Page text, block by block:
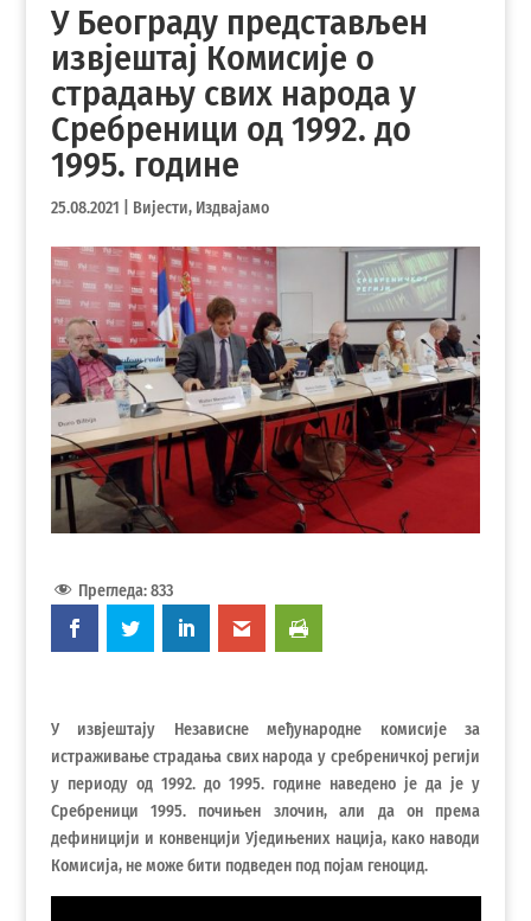
У Београду представљен
извјештај Комисије о
страдању свих народа у
Сребреници од 1992. до
1995. године
25.08.2021 Вијести, Издвајамо
Прегледа: 833
У извјештају Независне међународне комисије за
истраживање страдања свих народа у сребреничкој регији
у периоду од 1992. до 1995. године наведено је да је у
Сребреници 1995. почињен злочин, али да он према
дефиницији и конвенцији Уједињених нација, како наводи
Комисија, не може бити подведен под појам геноцид.